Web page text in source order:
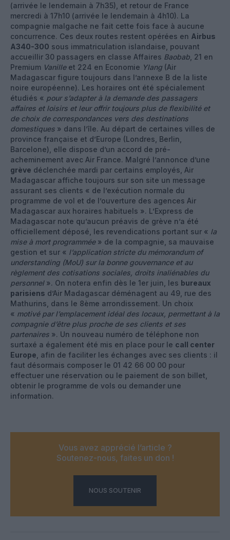
(arrivée le lendemain à 7h35), et retour de France
mercredi à 17h10 (arrivée le lendemain à 4h10). La
compagnie malgache ne fait cette fois face à aucune
concurrence. Ces deux routes restent opérées en Airbus
A340-300 sous immatriculation islandaise, pouvant
accueillir 30 passagers en classe Affaires Baobab , 21 en
Premium Vanilleet 224 en Economie Ylang (Air
Madagascar figure toujours dans l’annexe B de la liste
noire européenne). Les horaires ont été spécialement
étudiés « pour s’adapter à la demande des passagers
affaires et loisirs et leur offrir toujours plus de flexibilité et
de choix de correspondances vers des destinations
domestiques » dans l’île. Au départ de certaines villes de
province française et d’Europe (Londres, Berlin,
Barcelone), elle dispose d’un accord de pré-
acheminement avec Air France. Malgré l’annonce d’une
grève déclenchée mardi par certains employés, Air
Madagascar affiche toujours sur son site un message
assurant ses clients « de l’exécution normale du
programme de vol et de l’ouverture des agences Air
Madagascar aux horaires habituels ». L’Express de
Madagascar note qu’aucun préavis de grève n’a été
officiellement déposé, les revendications portant sur « la
mise à mort programmée» de la compagnie, sa mauvaise
gestion et sur « l’application stricte du mémorandum of
understanding (MoU) sur la bonne gouvernance et au
règlement des cotisations sociales, droits inaliénables du
personnel». On notera enfin dès le 1er juin, les bureaux
parisiens d’Air Madagascar déménagent au 49, rue des
Mathurins, dans le 8ème arrondissement. Un choix
« motivé par l’emplacement idéal des locaux, permettant à la
compagnie d’être plus proche de ses clients et ses
partenaires ». Un nouveau numéro de téléphone non
surtaxé a également été mis en place pour le call center
Europe , afin de faciliter les échanges avec ses clients : il
faut désormais composer le 01 42 66 00 00 pour
effectuer une réservation ou le paiement de son billet,
obtenir le programme de vols ou demander une
information.
Vous avez apprécié l’article ?
Soutenez-nous, faites un don !
NOUS SOUTENIR